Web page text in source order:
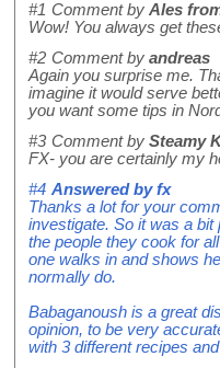
#1 Comment by Ales
Wow! You always get
#2 Comment by andreas
Again you surprise me.
imagine it would serve
you want some tips in
#3 Comment by Steamy
FX- you are certainly my
#4 Answered byfx
Thanks a lot for your
investigate. So it was a
the people they cook for
one walks in and shows
normally do.
Babaganoush is a great
opinion, to be very
with 3 different recipes